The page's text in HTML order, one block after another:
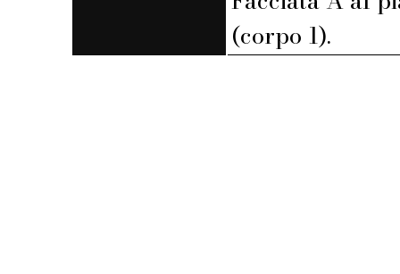
(corpo 1).